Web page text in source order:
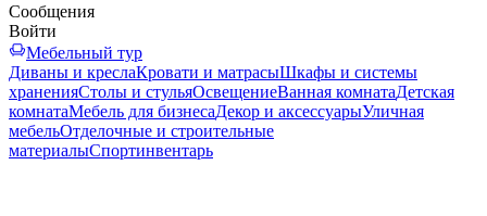
Сообщения
Войти
Мебельный тур
Диваны и креслаКровати и матрасыШкафы и системы
храненияСтолы и стульяОсвещениеВанная комнатаДетская
комнатаМебель для бизнесаДекор и аксессуарыУличная
мебельОтделочные и строительные
материалыСпортинвентарь